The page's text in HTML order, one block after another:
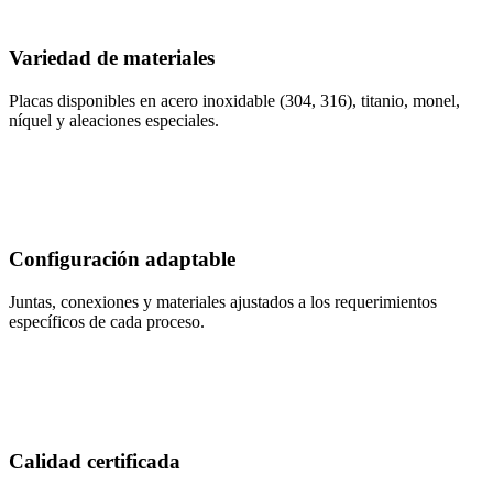
Variedad de materiales
Placas disponibles en acero inoxidable (304, 316), titanio, monel,
níquel y aleaciones especiales.
Configuración adaptable
Juntas, conexiones y materiales ajustados a los requerimientos
específicos de cada proceso.
Calidad certificada